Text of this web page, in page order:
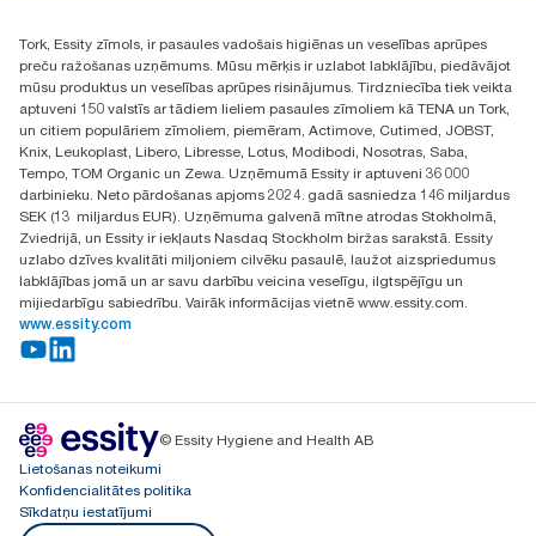
Atrast izplatītāju
Ulbrokas street 19A
Riga, Latvija
LV-1028
Tork, Essity zīmols, ir pasaules vadošais higiēnas un veselības aprūpes
preču ražošanas uzņēmums. Mūsu mērķis ir uzlabot labklājību, piedāvājot
mūsu produktus un veselības aprūpes risinājumus. Tirdzniecība tiek veikta
aptuveni 150 valstīs ar tādiem lieliem pasaules zīmoliem kā TENA un Tork,
un citiem populāriem zīmoliem, piemēram, Actimove, Cutimed, JOBST,
Knix, Leukoplast, Libero, Libresse, Lotus, Modibodi, Nosotras, Saba,
Tempo, TOM Organic un Zewa. Uzņēmumā Essity ir aptuveni 36 000
darbinieku. Neto pārdošanas apjoms 2024. gadā sasniedza 146 miljardus
SEK (13 miljardus EUR). Uzņēmuma galvenā mītne atrodas Stokholmā,
Zviedrijā, un Essity ir iekļauts Nasdaq Stockholm biržas sarakstā. Essity
uzlabo dzīves kvalitāti miljoniem cilvēku pasaulē, laužot aizspriedumus
labklājības jomā un ar savu darbību veicina veselīgu, ilgtspējīgu un
mijiedarbīgu sabiedrību. Vairāk informācijas vietnē www.essity.com.
www.essity.com
© Essity Hygiene and Health AB
Lietošanas noteikumi
Konfidencialitātes politika
Sīkdatņu iestatījumi